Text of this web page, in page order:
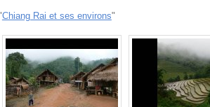
Chiang Rai et ses environs"